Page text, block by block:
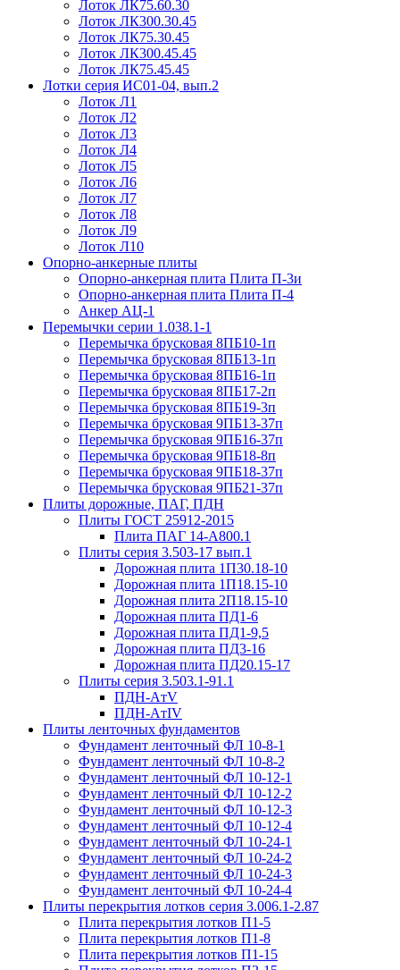
Лоток ЛК75.60.30
Лоток ЛК300.30.45
Лоток ЛК75.30.45
Лоток ЛК300.45.45
Лоток ЛК75.45.45
Лотки серия ИС01-04, вып.2
Лоток Л1
Лоток Л2
Лоток Л3
Лоток Л4
Лоток Л5
Лоток Л6
Лоток Л7
Лоток Л8
Лоток Л9
Лоток Л10
Опорно-анкерные плиты
Опорно-анкерная плита Плита П-3и
Опорно-анкерная плита Плита П-4
Анкер АЦ-1
Перемычки серии 1.038.1-1
Перемычка брусковая 8ПБ10-1п
Перемычка брусковая 8ПБ13-1п
Перемычка брусковая 8ПБ16-1п
Перемычка брусковая 8ПБ17-2п
Перемычка брусковая 8ПБ19-3п
Перемычка брусковая 9ПБ13-37п
Перемычка брусковая 9ПБ16-37п
Перемычка брусковая 9ПБ18-8п
Перемычка брусковая 9ПБ18-37п
Перемычка брусковая 9ПБ21-37п
Плиты дорожные, ПАГ, ПДН
Плиты ГОСТ 25912-2015
Плита ПАГ 14-А800.1
Плиты серия 3.503-17 вып.1
Дорожная плита 1П30.18-10
Дорожная плита 1П18.15-10
Дорожная плита 2П18.15-10
Дорожная плита ПД1-6
Дорожная плита ПД1-9,5
Дорожная плита ПД3-16
Дорожная плита ПД20.15-17
Плиты серия 3.503.1-91.1
ПДН-AтV
ПДН-AтIV
Плиты ленточных фундаментов
Фундамент ленточный ФЛ 10-8-1
Фундамент ленточный ФЛ 10-8-2
Фундамент ленточный ФЛ 10-12-1
Фундамент ленточный ФЛ 10-12-2
Фундамент ленточный ФЛ 10-12-3
Фундамент ленточный ФЛ 10-12-4
Фундамент ленточный ФЛ 10-24-1
Фундамент ленточный ФЛ 10-24-2
Фундамент ленточный ФЛ 10-24-3
Фундамент ленточный ФЛ 10-24-4
Плиты перекрытия лотков серия 3.006.1-2.87
Плита перекрытия лотков П1-5
Плита перекрытия лотков П1-8
Плита перекрытия лотков П1-15